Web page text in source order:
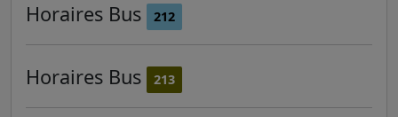
Horaires Bus 212
Horaires Bus 213